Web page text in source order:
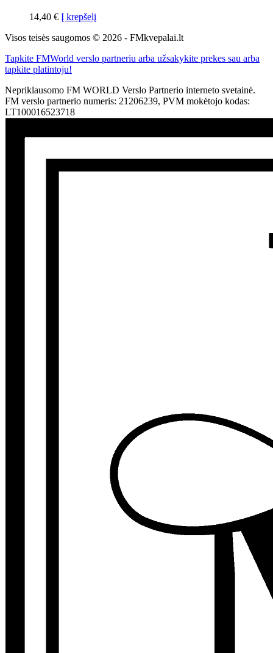
14,40 € Į krepšelį
Visos teisės saugomos © 2026 - FMkvepalai.lt
Tapkite FMWorld verslo partneriu arba užsakykite prekes sau arba
tapkite platintoju!
Nepriklausomo FM WORLD Verslo Partnerio interneto svetainė.
FM verslo partnerio numeris: 21206239, PVM mokėtojo kodas:
LT100016523718